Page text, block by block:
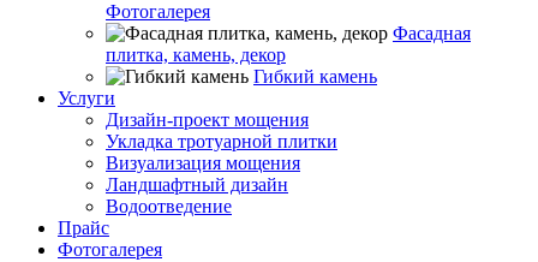
Фотогалерея
Фасадная
плитка, камень, декор
Гибкий камень
Услуги
Дизайн-проект мощения
Укладка тротуарной плитки
Визуализация мощения
Ландшафтный дизайн
Водоотведение
Прайс
Фотогалерея